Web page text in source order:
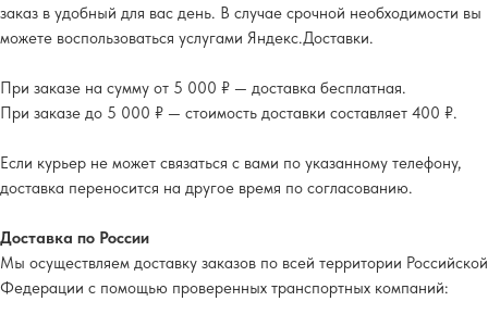
заказ в удобный для вас день. В случае срочной необходимости вы
можете воспользоваться услугами Яндекс.Доставки.
При заказе на сумму от 5 000 ₽ — доставка бесплатная.
При заказе до 5 000 ₽ — стоимость доставки составляет 400 ₽.
Если курьер не может связаться с вами по указанному телефону,
доставка переносится на другое время по согласованию.
Доставка по России
Мы осуществляем доставку заказов по всей территории Российской
Федерации с помощью проверенных транспортных компаний: